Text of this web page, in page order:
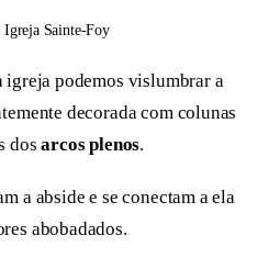
Igreja Sainte-Foy
podemos vislumbrar a
decorada com colunas
dosarcos plenos.
a abside e se conectam a ela
abobadados.